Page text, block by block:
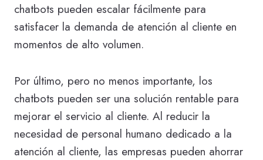
chatbots pueden escalar fácilmente para
satisfacer la demanda de atención al cliente en
momentos de alto volumen.
Por último, pero no menos importante, los
chatbots pueden ser una solución rentable para
mejorar el servicio al cliente. Al reducir la
necesidad de personal humano dedicado a la
atención al cliente, las empresas pueden ahorrar